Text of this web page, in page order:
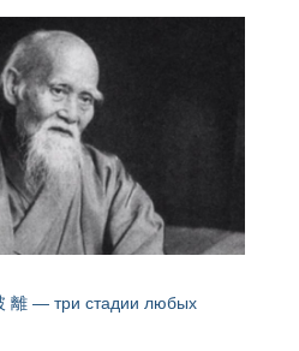
離 — три стадии любых